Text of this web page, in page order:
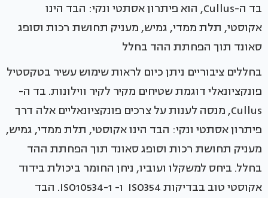
בד ה-Cullus, הוא פיתרון אסתטי ונקי: הבד הינו
אקוסטי, תלת ממדי, גמיש, מעניק תחושת רכות וסופג
סאונד תוך הפחתת ההד בחלל
בחללים ציבוריים ניתן כיום לראות שימוש עשיר בטקסטיל
פונקציונאלי דוגמת שטיחים מקיר לקיר ווילונות. בד ה-
Cullus, מנסה לענות על צרכים פונקציונאליים אלה דרך
פיתרון אסתטי ונקי: הבד הינו אקוסטי, תלת ממדי, גמיש,
מעניק תחושת רכות וסופג סאונד תוך הפחתת ההד
בחלל. ביחס למשקלו ועוביו, ניחן החומר ביכולת בידוד
אקוסטי טוב בבדיקות ISO354 ו- ISO10534-1. הבד